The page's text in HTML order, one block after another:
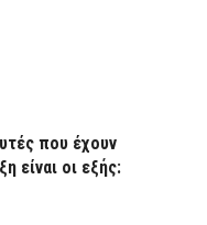
που έχουν
είναι οι εξής: